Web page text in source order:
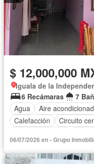
$ 12,000,000
6 Recámaras
7
Agua
Aire
Calefacción
Circuito
Cuarto de servicio
Gas natural
Internet
06/07/2026 en - Grupo